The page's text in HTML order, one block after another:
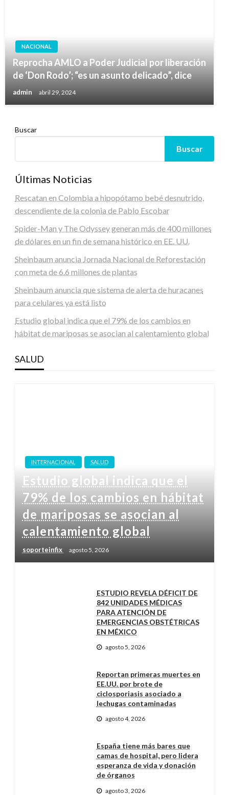
NACIONAL
Reprocha AMLO a Poder Judicial por liberación
de ‘Don Rodo’; “es un asunto delicado”, dice
admin abril 29, 2024
Buscar
Buscar
Últimas Noticias
Rescatan en Colombia a hipopótamo bebé desnutrido,
descendiente de la colonia de Pablo Escobar
Spider-Man y The Odyssey generan más de 400 millones
de dólares en un fin de semana histórico en EE. UU.
Sheinbaum anuncia Jornada Nacional de Reforestación
con meta de 6.6 millones de plantas
Sheinbaum anuncia que sistema de alerta de huracanes
para celulares ya está listo
Estudio global indica que el 79% de los cambios en
hábitat de mariposas se asocian al calentamiento global
SALUD
INTERNACIONAL SALUD
Estudio global indica que el
79% de los cambios en hábitat
de mariposas se asocian al
calentamiento global
soporteinfix agosto 5, 2026
ESTUDIO REVELA DÉFICIT DE
842 UNIDADES MÉDICAS
PARA ATENCIÓN DE
EMERGENCIAS OBSTÉTRICAS
EN MÉXICO
agosto 5, 2026
Reportan primeras muertes en
EE.UU. por brote de
ciclosporiasis asociado a
lechugas contaminadas
agosto 4, 2026
España tiene más bares que
camas de hospital, pero lidera
esperanza de vida y donación
de órganos
agosto 3, 2026